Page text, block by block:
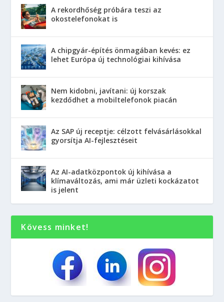
A rekordhőség próbára teszi az
okostelefonokat is
A chipgyár-építés önmagában kevés: ez
lehet Európa új technológiai kihívása
Nem kidobni, javítani: új korszak
kezdődhet a mobiltelefonok piacán
Az SAP új receptje: célzott felvásárlásokkal
gyorsítja AI-fejlesztéseit
Az AI-adatközpontok új kihívása a
klímaváltozás, ami már üzleti kockázatot
is jelent
Kövess minket!